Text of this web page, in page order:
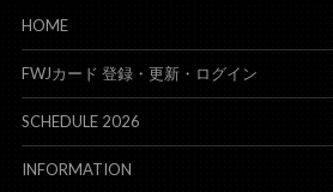
HOME
FWJカード 登録・更新・ログイン
SCHEDULE 2026
INFORMATION